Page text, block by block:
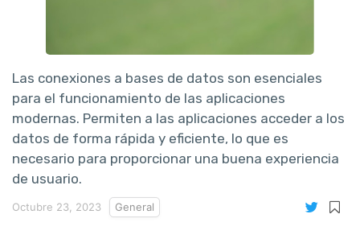
Las conexiones a bases de datos son esenciales
para el funcionamiento de las aplicaciones
modernas. Permiten a las aplicaciones acceder a los
datos de forma rápida y eficiente, lo que es
necesario para proporcionar una buena experiencia
de usuario.
Octubre 23, 2023 General